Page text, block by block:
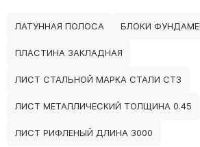
ЛАТУННАЯ ПОЛОСА БЛОКИ
ПЛАСТИНА ЗАКЛАДНАЯ
ЛИСТ СТАЛЬНОЙ МАРКА СТАЛИ СТ3
ЛИСТ МЕТАЛЛИЧЕСКИЙ ТОЛЩИНА 0.45
ЛИСТ РИФЛЕНЫЙ ДЛИНА 3000